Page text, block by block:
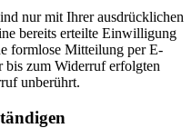
nur mit Ihrer ausdrücklichen
bereits erteilte Einwilligung
formlose Mitteilung per E-
bis zum Widerruf erfolgten
unberührt.